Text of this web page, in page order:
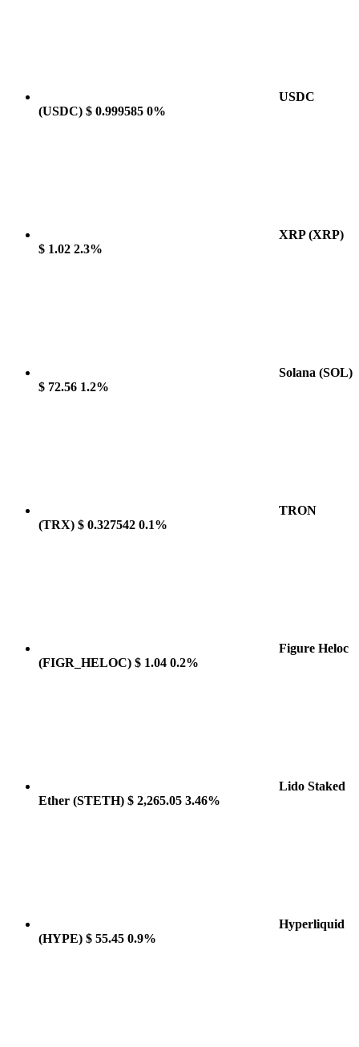
USDC
(USDC) $ 0.999585 0%
XRP(XRP)
$ 1.02 2.3%
Solana (SOL)
$ 72.56 1.2%
TRON
(TRX) $ 0.327542 0.1%
Figure Heloc
(FIGR_HELOC) $ 1.04 0.2%
Lido Staked
Ether (STETH) $ 2,265.05 3.46%
Hyperliquid
(HYPE) $ 55.45 0.9%